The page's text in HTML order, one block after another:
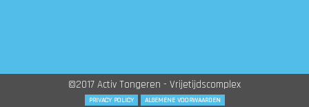
©2017 Activ Tongeren - Vrijetijdscomplex
PRIVACY POLICY ALGEMENE VOORWAARDEN